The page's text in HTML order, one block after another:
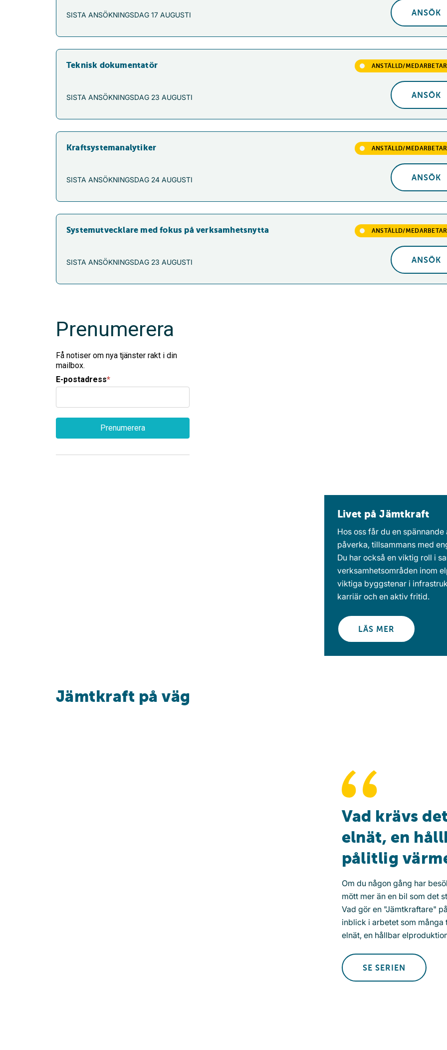
SISTA ANSÖKNINGSDAG 17 AUGUSTI ANSÖK
ANSTÄLLD/
Teknisk dokumentatör
SISTA ANSÖKNINGSDAG 23 AUGUSTI ANSÖK
ANSTÄLLD/
Kraftsystemanalytiker
SISTA ANSÖKNINGSDAG 24 AUGUSTI ANSÖK
ANSTÄLLD/
Systemutvecklare med fokus på verksamhetsnytta
SISTA ANSÖKNINGSDAG 23 AUGUSTI ANSÖK
Livet på Jämtkraft
Hos oss får du en
påverka, tillsammans med
Du har också en viktig roll i
verksamhetsområden inom
viktiga byggstenar i
karriär och en aktiv fritid.
LÄS MER
Jämtkraft på väg
Vad krävs
elnät, en
pålitlig
Om du någon gång har
mött mer än en bil som det
Vad gör en "Jämtkraftare"
inblick i arbetet som
elnät, en hållbar
SE SERIEN